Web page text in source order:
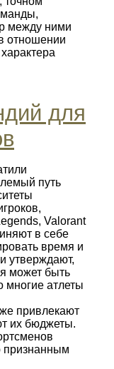
между ними
отношении
для
путь
Valorant
в себе
время и
утверждают,
может быть
многие атлеты
привлекают
их бюджеты.
признанным